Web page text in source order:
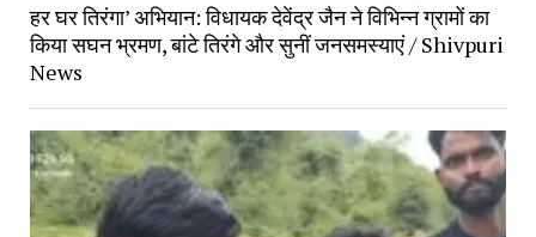
हर घर तिरंगा’ अभियान: विधायक देवेंद्र जैन ने विभिन्न ग्रामों का
किया सघन भ्रमण, बांटे तिरंगे और सुनीं जनसमस्याएं / Shivpuri
News